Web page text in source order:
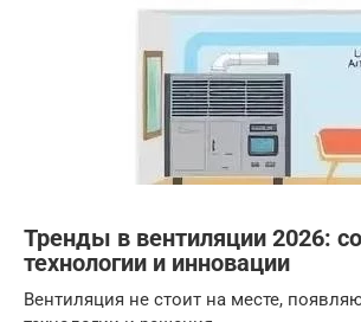
Тренды в вентиляции 2026:
технологии и инновации
Вентиляция не стоит на месте,